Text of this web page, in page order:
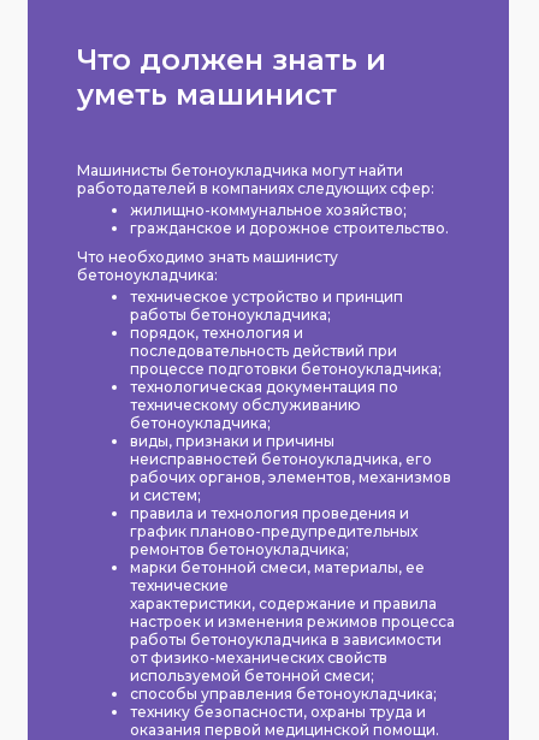
Что должен знать и
уметь машинист
Машинисты бетоноукладчика могут найти
работодателей в компаниях следующих сфер:
жилищно-коммунальное хозяйство;
гражданское и дорожное строительство.
Что необходимо знать машинисту
бетоноукладчика:
техническое устройство и принцип
работы бетоноукладчика;
порядок, технология и
последовательность действий при
процессе подготовки бетоноукладчика;
технологическая документация по
техническому обслуживанию
бетоноукладчика;
виды, признаки и причины
неисправностей бетоноукладчика, его
рабочих органов, элементов, механизмов
и систем;
правила и технология проведения и
график планово-предупредительных
ремонтов бетоноукладчика;
марки бетонной смеси, материалы, ее
технические
характеристики, содержание и правила
настроек и изменения режимов процесса
работы бетоноукладчика в зависимости
от физико-механических свойств
используемой бетонной смеси;
способы управления бетоноукладчика;
технику безопасности, охраны труда и
оказания первой медицинской помощи.